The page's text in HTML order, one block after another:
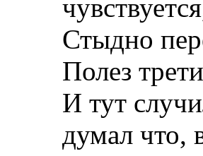
Стыдно
Полез
И тут
думал что,